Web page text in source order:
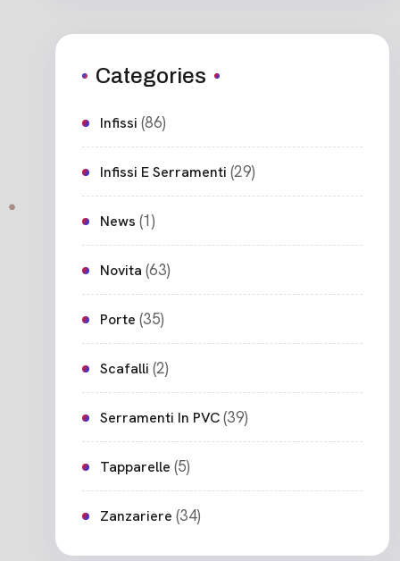
Categories
Infissi (86)
Infissi E Serramenti (29)
News (1)
Novita (63)
Porte (35)
Scafalli (2)
Serramenti In PVC(39)
Tapparelle (5)
Zanzariere (34)